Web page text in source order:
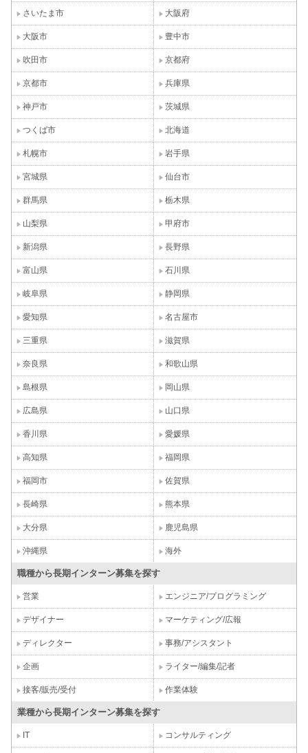
さいたま市 大阪府
大阪市 豊中市
吹田市 京都府
京都市 兵庫県
神戸市 茨城県
つくば市 北海道
札幌市 岩手県
宮城県 仙台市
群馬県 栃木県
山梨県 甲府市
新潟県 長野県
富山県 石川県
岐阜県 静岡県
愛知県 名古屋市
三重県 滋賀県
奈良県 和歌山県
島根県 岡山県
広島県 山口県
香川県 愛媛県
高知県 福岡県
福岡市 佐賀県
長崎県 熊本県
大分県 鹿児島県
沖縄県 海外
職種から長期インターン募集を探す
営業 エンジニア/プログラミング
デザイナー マーケティング/広報
ディレクター 事務/アシスタント
企画 ライター/編集/記者
接客/販売/受付 作業体験
業種から長期インターン募集を探す
IT コンサルティング